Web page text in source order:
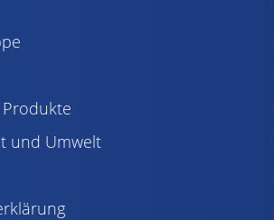
Produkte
und Umwelt